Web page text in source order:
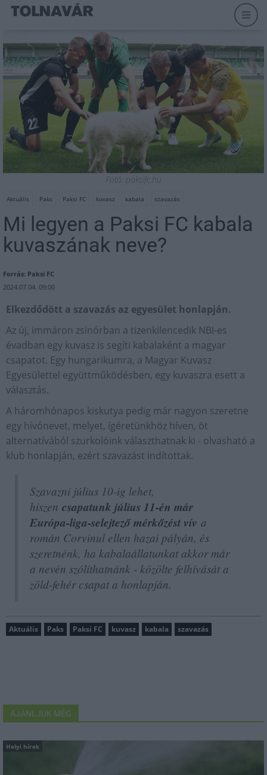
Fotó: paksifc.hu
Aktuális Paks Paksi FC kuvasz kabala szavazás
Mi legyen a Paksi FC kabala
kuvaszának neve?
Forrás: Paksi FC
2024.07.04. 09:00
Elkezdődött a szavazás az egyesület honlapján.
Az új, immáron zsinórban a tizenkilencedik NBI-es
évadban egy kuvasz is segíti kabalaként a magyar
csapatot. Egy hungarikumra, a Magyar Kuvasz
Egyesülettel együttműködésben, egy kuvaszra esett a
választás.
A háromhónapos kiskutya pedig már nagyon szeretne
egy hívónevet, melyet, ígéretünkhöz híven, öt
alternatívából szurkolóink választhatnak ki - olvasható a
klub honlapján, ezért szavazást indítottak.
Szavazni július 10-ig lehet,
hiszen csapatunk július 11-én már
Európa-liga-selejtező mérkőzést vív a
román Corvinul ellen hazai pályán, és
szeretnénk, ha kabalaállatunkat akkor már
a nevén szólíthatnánk - közölte felhívását a
zöld-fehér csapat a honlapján.
Aktuális Paks Paksi FC kuvasz kabala szavazás
AJÁNLJUK MÉG
Helyi hírek